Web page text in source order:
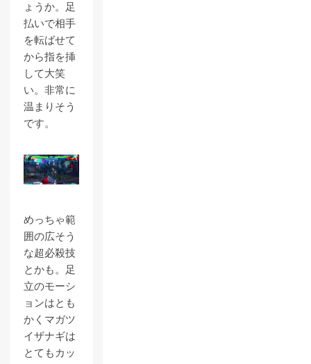
ょうか。足
払いで相手
を転ばせて
から指を挿
して大笑
い。非常に
温まりそう
です。
めっちゃ範
囲の広そう
な超必殺技
とかも。足
立のモーシ
ョンはとも
かくマガツ
イザナギは
とてもカッ